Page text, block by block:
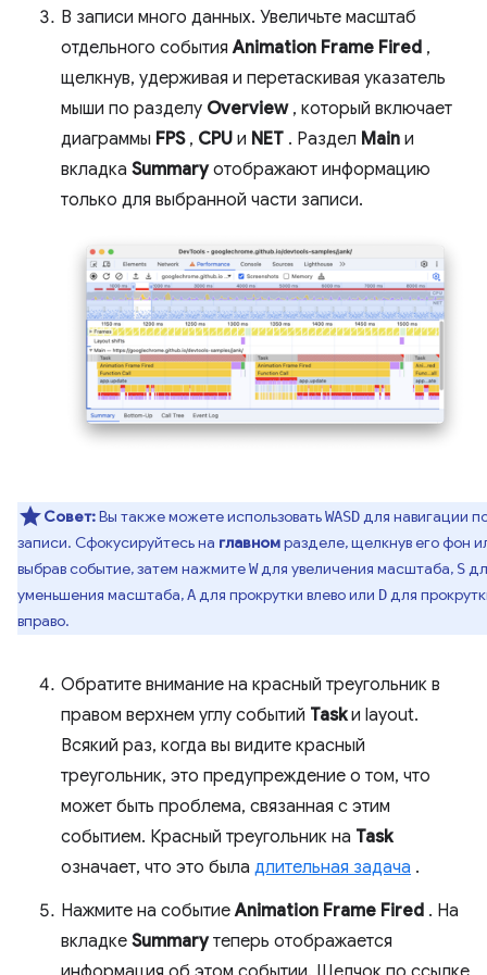
В записи много данных. Увеличьте масштаб
отдельного событияAnimation Frame Fired ,
щелкнув, удерживая и перетаскивая указатель
мыши по разделу Overview, который включает
диаграммы FPS, CPU и NET . Раздел Main и
вкладка Summaryотображают информацию
только для выбранной части записи.
Совет:Вы также можете использоватьWASDдля навигации
записи. Сфокусируйтесь на главномразделе, щелкнув его фон
выбрав событие, затем нажмитеWдля увеличения масштаба, S
уменьшения масштаба,Aдля прокрутки влево или Dдля
вправо.
Обратите внимание на красный треугольник в
правом верхнем углу событий Taskи layout.
Всякий раз, когда вы видите красный
треугольник, это предупреждение о том, что
может быть проблема, связанная с этим
событием. Красный треугольник на Task
означает, что это была длительная задача .
Нажмите на событиеAnimation Frame Fired . На
вкладке Summaryтеперь отображается